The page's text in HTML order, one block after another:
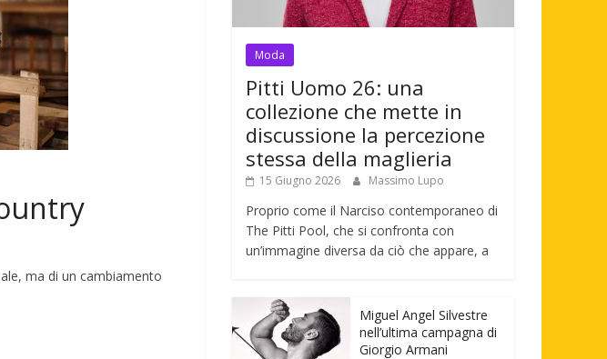
ma di un cambiamento
Moda
Pitti Uomo 26: una
collezione che mette in
discussione la percezione
stessa della maglieria
15 Giugno 2026 Massimo Lupo
Proprio come il Narciso contemporaneo di
The Pitti Pool, che si confronta con
un’immagine diversa da ciò che appare, a
Miguel Angel Silvestre
nell’ultima campagna di
Giorgio Armani